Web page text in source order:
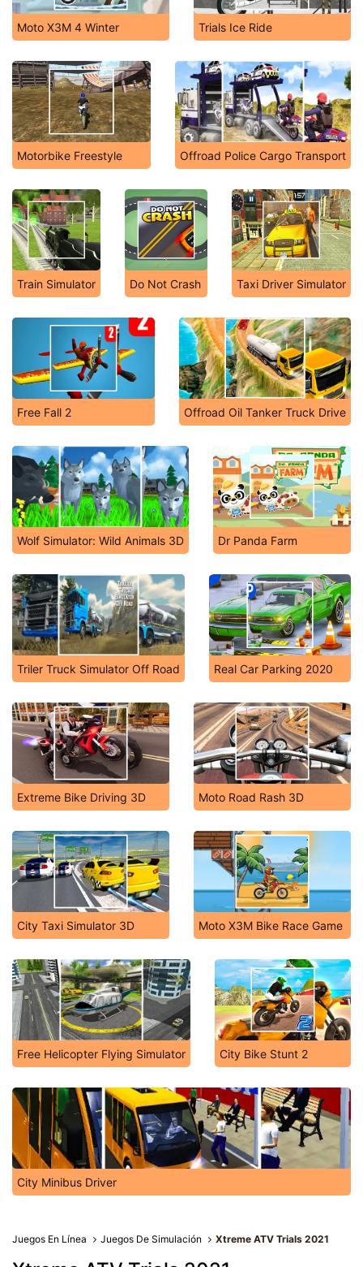
Moto X3M 4 Winter Trials Ice Ride
Motorbike Freestyle Offroad Police Cargo Transport
Train Simulator Do Not Crash Taxi Driver Simulator
Free Fall 2 Offroad Oil Tanker Truck Drive
Wolf Simulator: Wild Animals 3D Dr Panda Farm
Triler Truck Simulator Off Road Real Car Parking 2020
Extreme Bike Driving 3D Moto Road Rash 3D
City Taxi Simulator 3D Moto X3M Bike Race Game
Free Helicopter Flying Simulator City Bike Stunt 2
City Minibus Driver
Juegos En Línea Juegos De Simulación Xtreme ATV Trials 2021